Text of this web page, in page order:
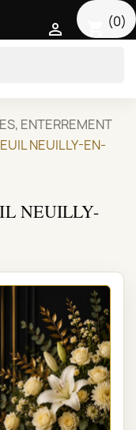
(0)

ENTERREMENT
NEUILLY-EN-
NEUILLY-